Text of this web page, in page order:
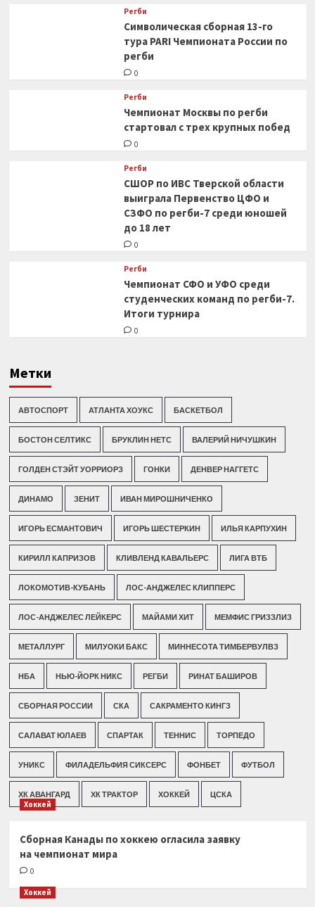
Регби
Символическая сборная 13-го
тура PARI Чемпионата России по
регби
0
Регби
Чемпионат Москвы по регби
стартовал с трех крупных побед
0
Регби
СШОР по ИВС Тверской области
выиграла Первенство ЦФО и
СЗФО по регби-7 среди юношей
до 18 лет
0
Регби
Чемпионат СФО и УФО среди
студенческих команд по регби-7.
Итоги турнира
0
Метки
АВТОСПОРТ АТЛАНТА ХОУКС БАСКЕТБОЛ
БОСТОН СЕЛТИКС БРУКЛИН НЕТС ВАЛЕРИЙ НИЧУШКИН
ГОЛДЕН СТЭЙТ УОРРИОРЗ ГОНКИ ДЕНВЕР НАГГЕТС
ДИНАМО ЗЕНИТ ИВАН МИРОШНИЧЕНКО
ИГОРЬ ЕСМАНТОВИЧ ИГОРЬ ШЕСТЕРКИН ИЛЬЯ КАРПУХИН
КИРИЛЛ КАПРИЗОВ КЛИВЛЕНД КАВАЛЬЕРС ЛИГА ВТБ
ЛОКОМОТИВ-КУБАНЬ ЛОС-АНДЖЕЛЕС КЛИППЕРС
ЛОС-АНДЖЕЛЕС ЛЕЙКЕРС МАЙАМИ ХИТ МЕМФИС ГРИЗЗЛИЗ
МЕТАЛЛУРГ МИЛУОКИ БАКС МИННЕСОТА ТИМБЕРВУЛВЗ
НБА НЬЮ-ЙОРК НИКС РЕГБИ РИНАТ БАШИРОВ
СБОРНАЯ РОССИИ СКА САКРАМЕНТО КИНГЗ
САЛАВАТ ЮЛАЕВ СПАРТАК ТЕННИС ТОРПЕДО
УНИКС ФИЛАДЕЛЬФИЯ СИКСЕРС ФОНБЕТ ФУТБОЛ
ХК АВАНГАРД ХК ТРАКТОР ХОККЕЙ ЦСКА
Хоккей
Сборная Канады по хоккею огласила заявку
на чемпионат мира
0
Хоккей